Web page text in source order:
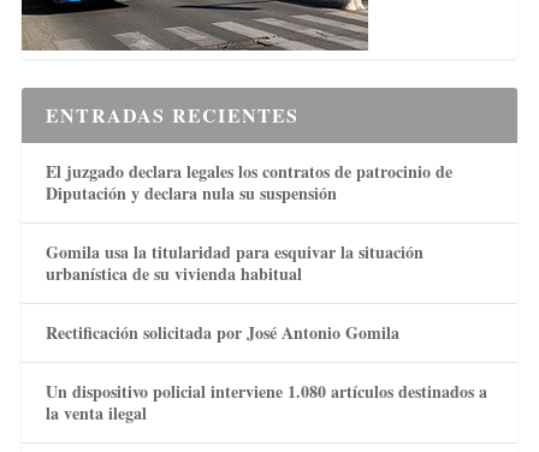
ENTRADAS RECIENTES
El juzgado declara legales los contratos de patrocinio de
Diputación y declara nula su suspensión
Gomila usa la titularidad para esquivar la situación
urbanística de su vivienda habitual
Rectificación solicitada por José Antonio Gomila
Un dispositivo policial interviene 1.080 artículos destinados a
la venta ilegal